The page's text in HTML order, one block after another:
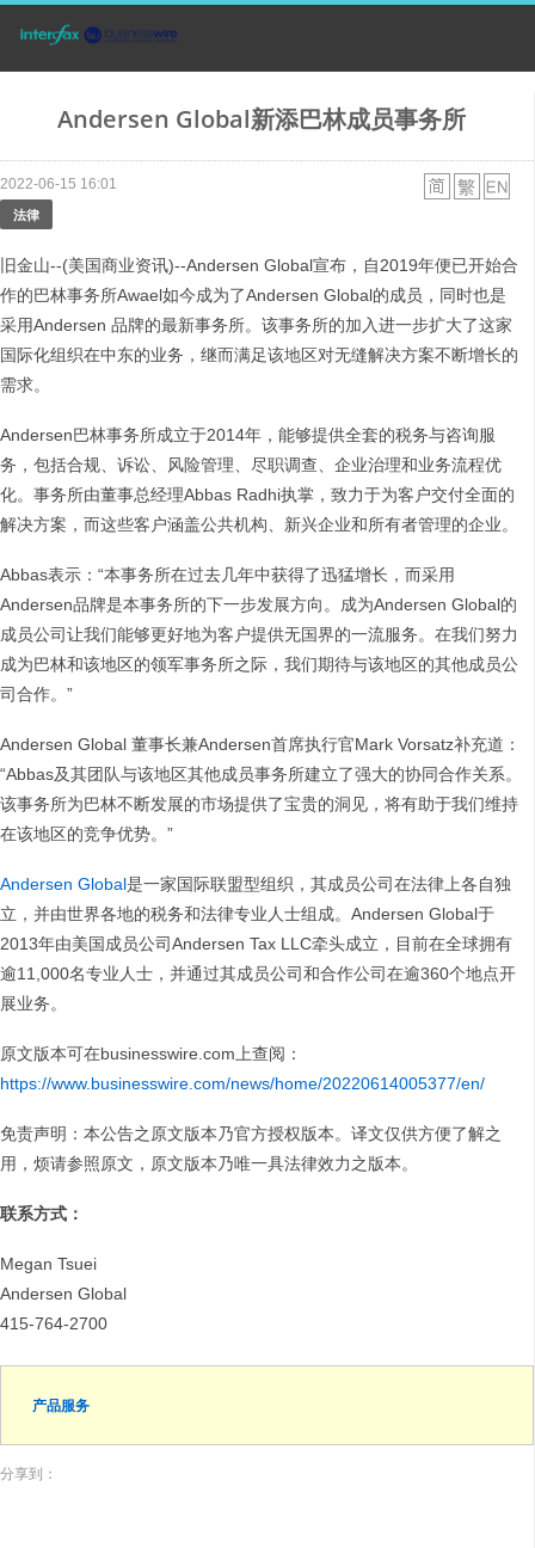
Andersen Global新添巴林成员事务所
2022-06-15 16:01
法律
旧金山--(美国商业资讯)--Andersen Global宣布，自2019年便已开始合
作的巴林事务所Awael如今成为了Andersen Global的成员，同时也是
采用Andersen 品牌的最新事务所。该事务所的加入进一步扩大了这家
国际化组织在中东的业务，继而满足该地区对无缝解决方案不断增长的
需求。
Andersen巴林事务所成立于2014年，能够提供全套的税务与咨询服
务，包括合规、诉讼、风险管理、尽职调查、企业治理和业务流程优
化。事务所由董事总经理Abbas Radhi执掌，致力于为客户交付全面的
解决方案，而这些客户涵盖公共机构、新兴企业和所有者管理的企业。
Abbas表示：“本事务所在过去几年中获得了迅猛增长，而采用
Andersen品牌是本事务所的下一步发展方向。成为Andersen Global的
成员公司让我们能够更好地为客户提供无国界的一流服务。在我们努力
成为巴林和该地区的领军事务所之际，我们期待与该地区的其他成员公
司合作。”
Andersen Global 董事长兼Andersen首席执行官Mark Vorsatz补充道：
“Abbas及其团队与该地区其他成员事务所建立了强大的协同合作关系。
该事务所为巴林不断发展的市场提供了宝贵的洞见，将有助于我们维持
在该地区的竞争优势。”
Andersen Global是一家国际联盟型组织，其成员公司在法律上各自独
立，并由世界各地的税务和法律专业人士组成。Andersen Global于
2013年由美国成员公司Andersen Tax LLC牵头成立，目前在全球拥有
逾11,000名专业人士，并通过其成员公司和合作公司在逾360个地点开
展业务。
原文版本可在businesswire.com上查阅：
https://www.businesswire.com/news/home/20220614005377/en/
免责声明：本公告之原文版本乃官方授权版本。译文仅供方便了解之
用，烦请参照原文，原文版本乃唯一具法律效力之版本。
联系方式：
Megan Tsuei
Andersen Global
415-764-2700
产品服务
分享到：